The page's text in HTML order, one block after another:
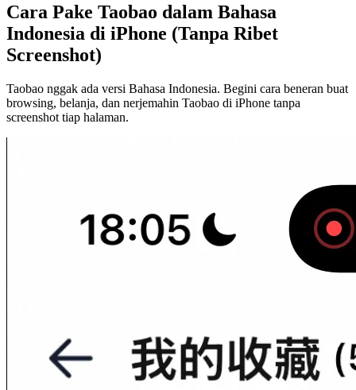
Cara Pake Taobao dalam Bahasa
Indonesia di iPhone (Tanpa Ribet
Screenshot)
Taobao nggak ada versi Bahasa Indonesia. Begini cara beneran buat
browsing, belanja, dan nerjemahin Taobao di iPhone tanpa
screenshot tiap halaman.